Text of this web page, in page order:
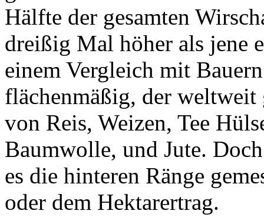
Hälfte der gesamten
dreißig Mal höher als jene
einem Vergleich mit
flächenmäßig, der
von Reis, Weizen, Tee
Baumwolle, und Jute.
es die hinteren Ränge
oder dem Hektarertrag.